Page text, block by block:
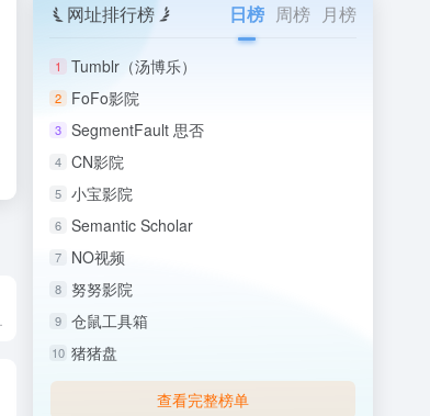
网址排行榜 日榜 周榜 月榜
1 Tumblr（汤博乐）
2 FoFo影院
3 SegmentFault 思否
4 CN影院
5 小宝影院
6 Semantic Scholar
7 NO视频
8 努努影院
9 仓鼠工具箱
10 猪猪盘
查看完整榜单